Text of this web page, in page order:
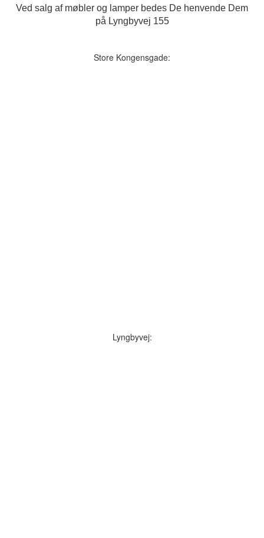
Ved salg af møbler og lamper bedes De henvende Dem
på Lyngbyvej 155
Store Kongensgade:
Lyngbyvej: